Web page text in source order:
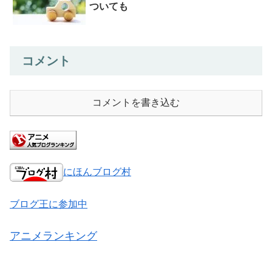
ついても
コメント
コメントを書き込む
にほんブログ村
ブログ王に参加中
アニメランキング